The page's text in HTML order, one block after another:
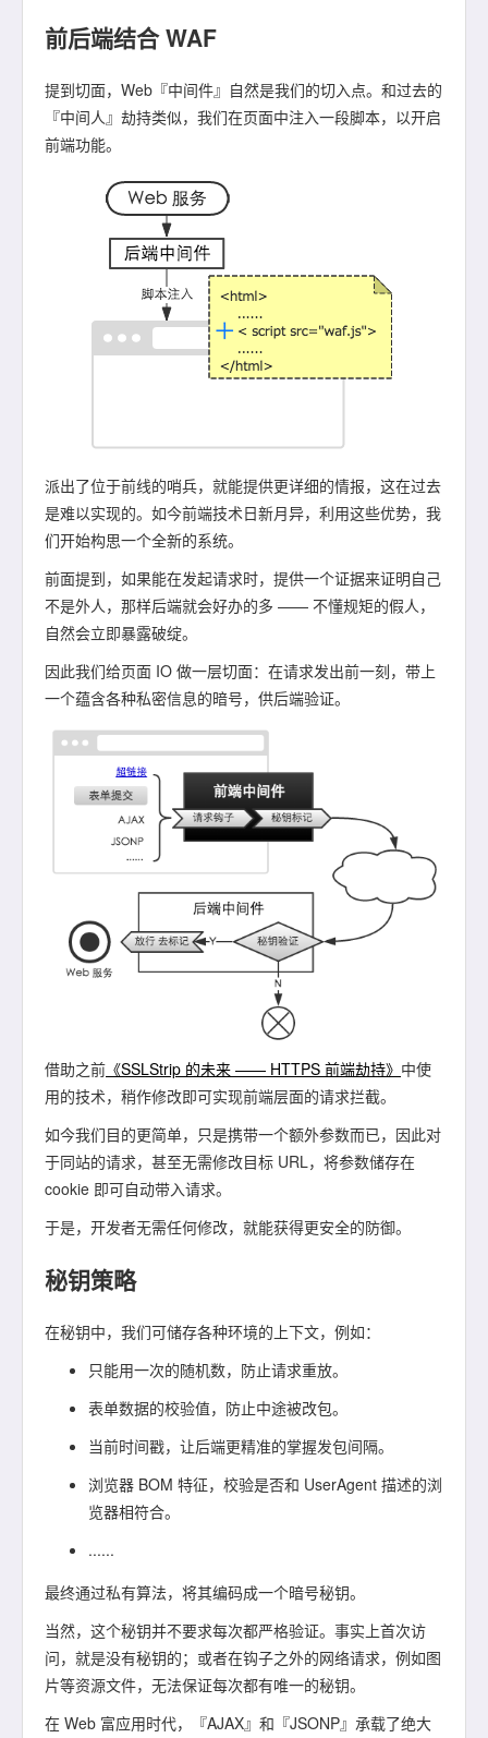
前后端结合 WAF
提到切面，Web『中间件』自然是我们的切入点。和过去的
『中间人』劫持类似，我们在页面中注入一段脚本，以开启
前端功能。
派出了位于前线的哨兵，就能提供更详细的情报，这在过去
是难以实现的。如今前端技术日新月异，利用这些优势，我
们开始构思一个全新的系统。
前面提到，如果能在发起请求时，提供一个证据来证明自己
不是外人，那样后端就会好办的多 —— 不懂规矩的假人，
自然会立即暴露破绽。
因此我们给页面 IO 做一层切面：在请求发出前一刻，带上
一个蕴含各种私密信息的暗号，供后端验证。
借助之前 《SSLStrip 的未来 —— HTTPS 前端劫持》 中使
用的技术，稍作修改即可实现前端层面的请求拦截。
如今我们目的更简单，只是携带一个额外参数而已，因此对
于同站的请求，甚至无需修改目标 URL，将参数储存在
cookie 即可自动带入请求。
于是，开发者无需任何修改，就能获得更安全的防御。
秘钥策略
在秘钥中，我们可储存各种环境的上下文，例如：
只能用一次的随机数，防止请求重放。
表单数据的校验值，防止中途被改包。
当前时间戳，让后端更精准的掌握发包间隔。
浏览器 BOM 特征，校验是否和 UserAgent 描述的浏
览器相符合。
......
最终通过私有算法，将其编码成一个暗号秘钥。
当然，这个秘钥并不要求每次都严格验证。事实上首次访
问，就是没有秘钥的；或者在钩子之外的网络请求，例如图
片等资源文件，无法保证每次都有唯一的秘钥。
在 Web 富应用时代，『AJAX』和『JSONP』承载了绝大